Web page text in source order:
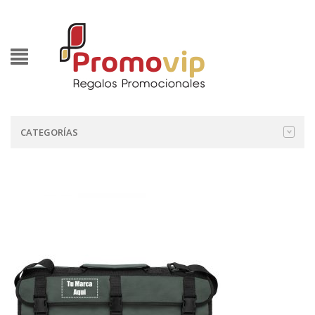
CATEGORÍAS